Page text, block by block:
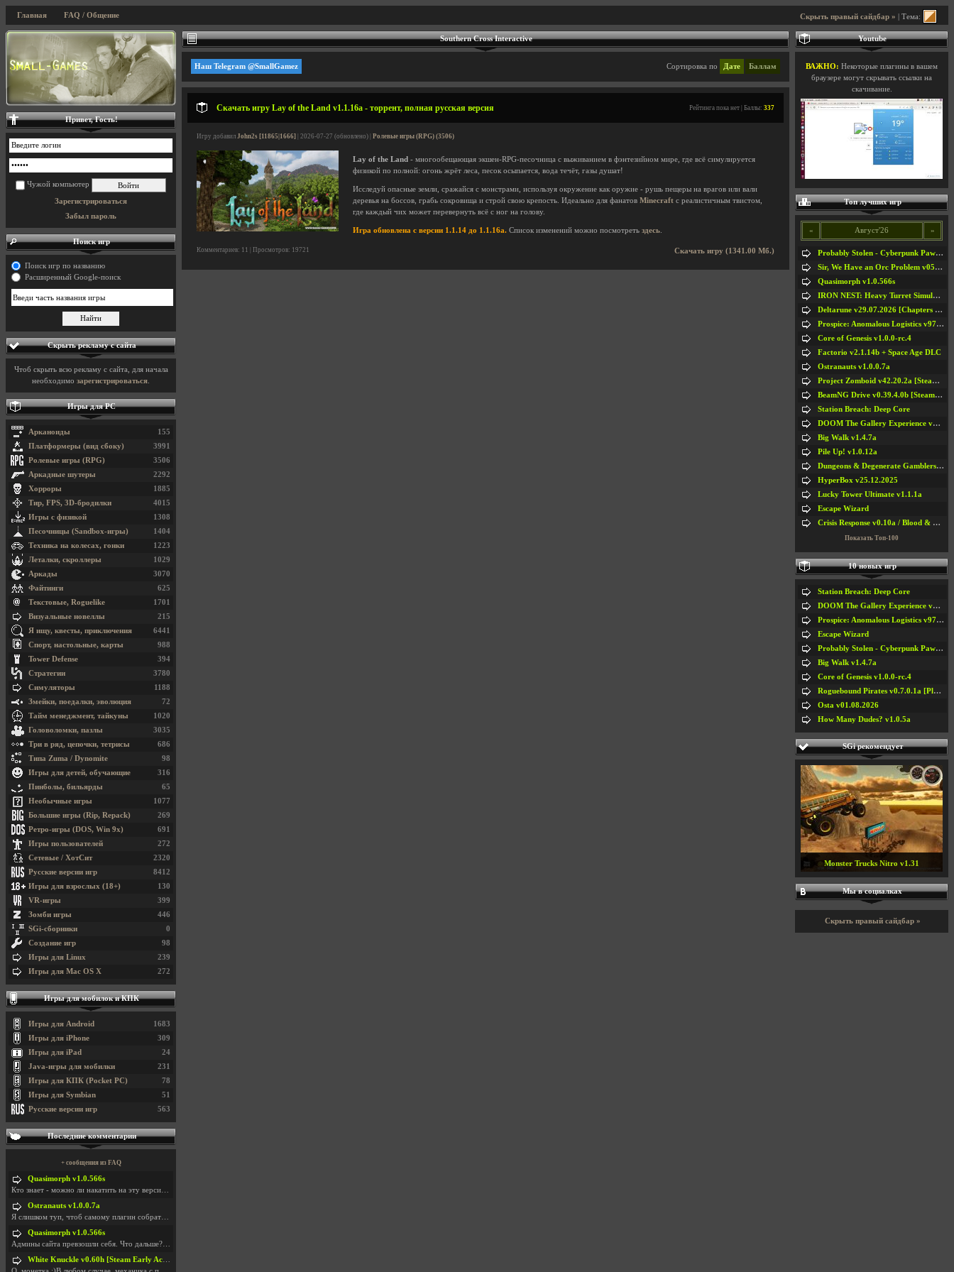
Скрыть правый сайдбар » | Тема:
Главная FAQ / Общение
Southern Cross Interactive
Сортировка по Дате Баллам
Наш Telegram @SmallGamez
Скачать игру Lay of the Land v1.1.16a - торрент, полная русская версия Рейтинга пока нет | Баллы: 337
Игру добавил John2s [11865|1666] | 2026-07-27 (обновлено) | Ролевые игры (RPG) (3506)
Lay of the Land - многообещающая экшен-RPG-песочница с выживанием в фэнтезийном мире, где всё симулируется
физикой по полной: огонь жрёт леса, песок осыпается, вода течёт, газы душат!
Исследуй опасные земли, сражайся с монстрами, используя окружение как оружие - рушь пещеры на врагов или вали
деревья на боссов, грабь сокровища и строй свою крепость. Идеально для фанатов Minecraft с реалистичным твистом,
где каждый чих может перевернуть всё с ног на голову.
Игра обновлена с версии 1.1.14 до 1.1.16a. Список изменений можно посмотреть здесь
Скачать игру (1341.00 Мб.)
Комментариев: 11 | Просмотров: 19721
Привет, Гость!
Чужой компьютер
Зарегистрироваться
Забыл пароль
Поиск игр
Поиск игр по названию
Расширенный Google-поиск
Скрыть рекламу с сайта
Чтоб скрыть всю рекламу с сайта, для начала
необходимо зарегистрироваться
Игры для PC
155
Арканоиды
3991
Платформеры (вид сбоку)
3506
Ролевые игры (RPG)
2292
Аркадные шутеры
1885
Хорроры
4015
Тир, FPS, 3D-бродилки
1308
Игры с физикой
1404
Песочницы (Sandbox-игры)
1223
Техника на колесах, гонки
1029
Леталки, скроллеры
3070
Аркады
625
Файтинги
1701
Текстовые, Roguelike
215
Визуальные новеллы
6441
Я ищу, квесты, приключения
988
Спорт, настольные, карты
394
Tower Defense
3780
Стратегии
1188
Симуляторы
72
Змейки, поедалки, эволюция
1020
Тайм менеджмент, тайкуны
3035
Головоломки, пазлы
686
Три в ряд, цепочки, тетрисы
98
Типа Zuma / Dynomite
316
Игры для детей, обучающие
65
Пинболы, бильярды
1077
Необычные игры
269
Большие игры (Rip, Repack)
691
Ретро-игры (DOS, Win 9x)
272
Игры пользователей
2320
Сетевые / ХотСит
8412
Русские версии игр
130
Игры для взрослых (18+)
399
VR-игры
446
Зомби игры
0
SGi-сборники
98
Создание игр
239
Игры для Linux
272
Игры для Mac OS X
Игры для мобилок и КПК
1683
Игры для Android
309
Игры для iPhone
24
Игры для iPad
231
Java-игры для мобилки
78
Игры для КПК (Pocket PC)
51
Игры для Symbian
563
Русские версии игр
Последние комментарии
+ сообщения из FAQ
Quasimorph v1.0.566s
Кто знает - можно ли накатить на эту версию моды?
Ostranauts v1.0.0.7a
Я слишком туп, чтоб самому плагин собрать. И что-т
Quasimorph v1.0.566s
Админы сайта превзошли себя. Что дальше? Засунь се
White Knuckle v0.60h [Steam Early Access]
Youtube
ВАЖНО: Некоторые плагины в вашем
браузере могут скрывать ссылки на
скачивание.
Топ лучших игр
« Август'26 »
Probably Stolen - Cyberpunk Pawnshop Simulator v048c [Playtest]
Sir, We Have an Orc Problem v05.08.2026
Quasimorph v1.0.566s
IRON NEST: Heavy Turret Simulator v1.0a
Deltarune v29.07.2026 [Chapters 1-5] / + RUS [Chapters 1-5]
Prospice: Anomalous Logistics v97 [Playtest]
Core of Genesis v1.0.0-rc.4
Factorio v2.1.14b + Space Age DLC
Ostranauts v1.0.0.7a
Project Zomboid v42.20.2a [Steam Early Access]
BeamNG Drive v0.39.4.0b [Steam Early Access]
Station Breach: Deep Core
DOOM The Gallery Experience v1.4.2
Big Walk v1.4.7a
Pile Up! v1.0.12a
Dungeons & Degenerate Gamblers v2.0.2a
HyperBox v25.12.2025
Lucky Tower Ultimate v1.1.1a
Escape Wizard
Crisis Response v0.10a / Blood & Bullet
Показать Топ-100
10 новых игр
Station Breach: Deep Core
DOOM The Gallery Experience v1.4.2
Prospice: Anomalous Logistics v97 [Playtest]
Escape Wizard
Probably Stolen - Cyberpunk Pawnshop Simulator v048c [Playtest]
Big Walk v1.4.7a
Core of Genesis v1.0.0-rc.4
Roguebound Pirates v0.7.0.1a [Playtest]
Osta v01.08.2026
How Many Dudes? v1.0.5a
SGi рекомендует
Monster Trucks Nitro v1.31
Мы в социалках
Скрыть правый сайдбар »